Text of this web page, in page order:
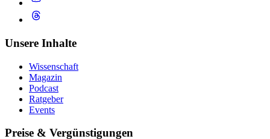
Unsere Inhalte
Wissenschaft
Magazin
Podcast
Ratgeber
Events
Preise & Vergünstigungen